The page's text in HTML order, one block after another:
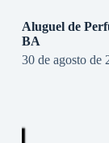
Aluguel de
BA
30 de agosto de